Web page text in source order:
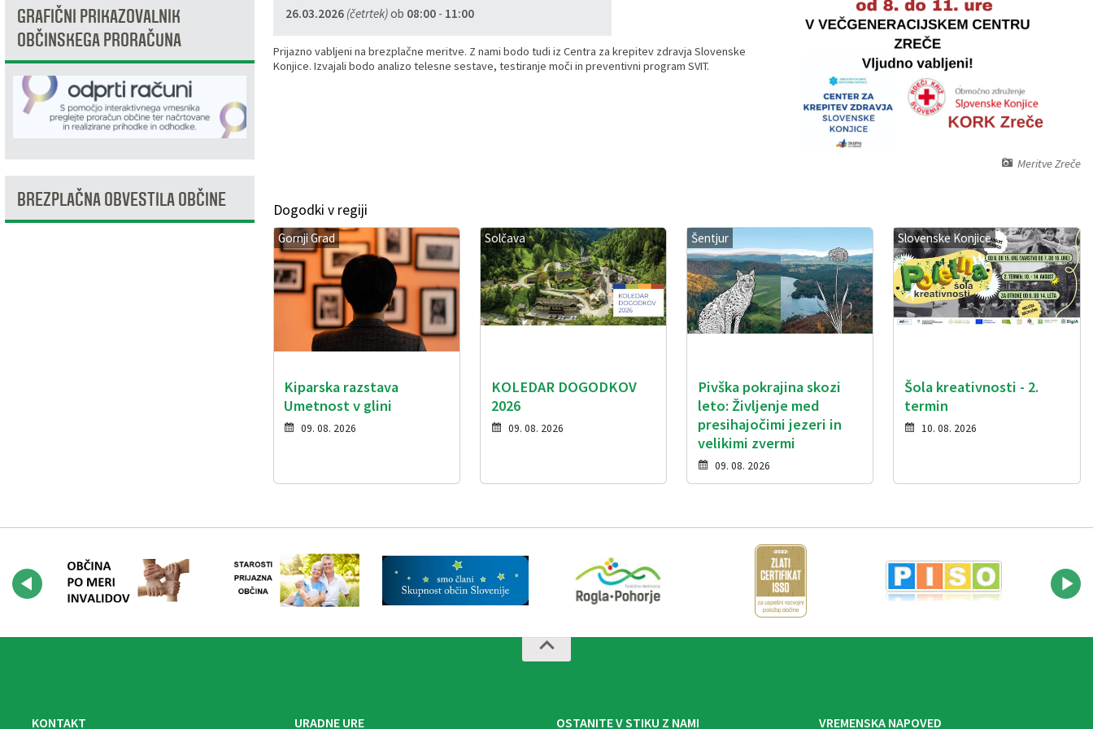
Meritve Zreče
26.03.2026(četrtek)ob 08:00 - 11:00
Prijazno vabljeni na brezplačne meritve. Z nami bodo tudi iz Centra za krepitev zdravja Slovenske
Konjice. Izvajali bodo analizo telesne sestave, testiranje moči in preventivni program SVIT.
Dogodki v regiji
Gornji Grad
Kiparska razstava
Umetnost v glini
09. 08. 2026
Solčava
KOLEDAR DOGODKOV
2026
09. 08. 2026
Šentjur
Pivška pokrajina skozi
leto: Življenje med
presihajočimi jezeri in
velikimi zvermi
09. 08. 2026
Slovenske Konjice
Šola kreativnosti - 2.
termin
10. 08. 2026
GRAFIČNI PRIKAZOVALNIK
OBČINSKEGA PRORAČUNA
BREZPLAČNA OBVESTILA OBČINE
KONTAKT URADNE URE OSTANITE V STIKU Z NAMI VREMENSKA NAPOVED
Razvojni programi
Kronologija občine
Fotogalerija
Predstavniki občine v svetih zavodov
Prijave in pobude
Splošni akti občine
Informacije javnega značaja
Lokalne volitve
Delovni čas zdravnikov
Društva
Lokacije defibrilatorjev
Ceniki